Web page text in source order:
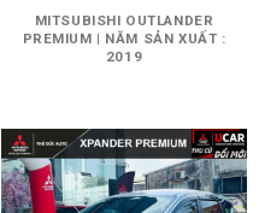
MITSUBISHI OUTLANDER
PREMIUM | NĂM SẢN XUẤT :
2019